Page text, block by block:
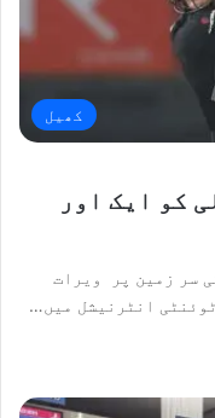
کھیل
کو ایک اور
سر زمین پر ویرات
انٹرنیشل میں…